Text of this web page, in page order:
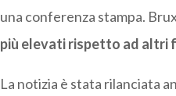
una conferenza stampa.
più elevati rispetto ad altri
La notizia è stata rilanciata